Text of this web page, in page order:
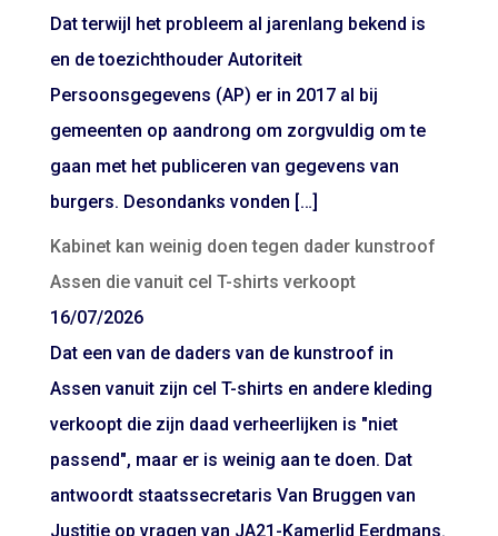
Dat terwijl het probleem al jarenlang bekend is
en de toezichthouder Autoriteit
Persoonsgegevens (AP) er in 2017 al bij
gemeenten op aandrong om zorgvuldig om te
gaan met het publiceren van gegevens van
burgers. Desondanks vonden […]
Kabinet kan weinig doen tegen dader kunstroof
Assen die vanuit cel T-shirts verkoopt
16/07/2026
Dat een van de daders van de kunstroof in
Assen vanuit zijn cel T-shirts en andere kleding
verkoopt die zijn daad verheerlijken is "niet
passend", maar er is weinig aan te doen. Dat
antwoordt staatssecretaris Van Bruggen van
Justitie op vragen van JA21-Kamerlid Eerdmans.